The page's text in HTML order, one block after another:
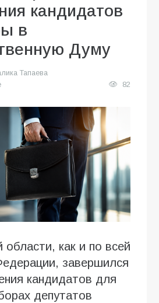
кандидатов
в
Думу
Тапаева
82
области, как и по всей
завершился
кандидатов для
депутатов